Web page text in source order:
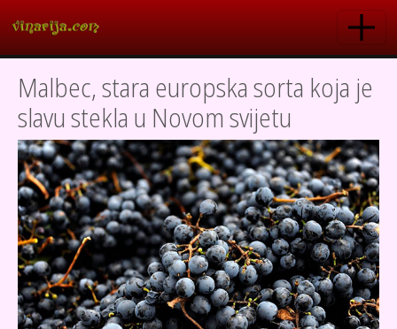
Malbec, stara europska sorta koja je
slavu stekla u Novom svijetu